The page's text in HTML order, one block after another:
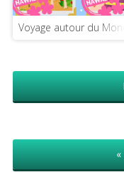
Voyage autour du